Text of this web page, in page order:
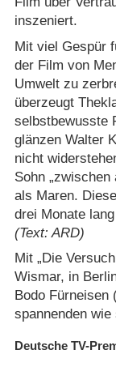
inszeniert.
Mit viel Gespür
der Film von
Umwelt zu
überzeugt
selbstbewusste
glänzen Walter
nicht
Sohn
als Maren.
drei Monate
(Text: ARD)
Mit „Die
Wismar, in
Bodo Fürneisen
spannenden
Deutsche TV-